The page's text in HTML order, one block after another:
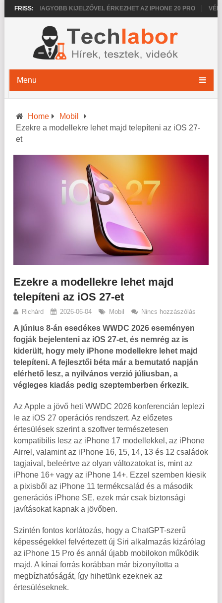
FRISS:NAGYOBB KIJELZŐVEL ÉRKEZHET AZ IPHONE 20 PRO
Menu
Home
Mobil
Ezekre a modellekre lehet majd telepíteni az iOS 27-
et
Ezekre a modellekre lehet majd
telepíteni az iOS 27-et
Richárd 2026-06-04 Mobil Nincs hozzászólás
A június 8-án esedékes WWDC 2026 eseményen
fogják bejelenteni az iOS 27-et, és nemrég az is
kiderült, hogy mely iPhone modellekre lehet majd
telepíteni. A fejlesztői béta már a bemutató napján
elérhető lesz, a nyilvános verzió júliusban, a
végleges kiadás pedig szeptemberben érkezik.
Az Apple a jövő heti WWDC 2026 konferencián leplezi
le az iOS 27 operációs rendszert. Az előzetes
értesülések szerint a szoftver természetesen
kompatibilis lesz az iPhone 17 modellekkel, az iPhone
Airrel, valamint az iPhone 16, 15, 14, 13 és 12 családok
tagjaival, beleértve az olyan változatokat is, mint az
iPhone 16+ vagy az iPhone 14+. Ezzel szemben kiesik
a pixisből az iPhone 11 termékcsalád és a második
generációs iPhone SE, ezek már csak biztonsági
javításokat kapnak a jövőben.
Szintén fontos korlátozás, hogy a ChatGPT-szerű
képességekkel felvértezett új Siri alkalmazás kizárólag
az iPhone 15 Pro és annál újabb mobilokon működik
majd. A kínai forrás korábban már bizonyította a
megbízhatóságát, így hihetünk ezeknek az
értesüléseknek.